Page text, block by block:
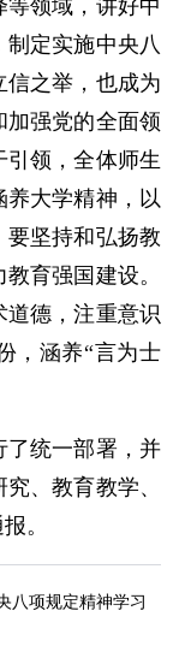
领域，讲好中
制定实施中央八
之举，也成为
强党的全面领
领，全体师生
大学精神，以
坚持和弘扬教
育强国建设。
德，注重意识
，涵养“言为士
了统一部署，并
、教育教学、
。
八项规定精神学习